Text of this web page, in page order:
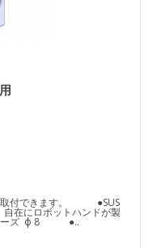
取付できます。 ●SUS
にロボットハンドが製
リーズ ф 8 ●..